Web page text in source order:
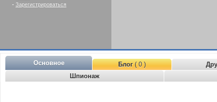
- Зарегистрироваться
Основное Блог( 0 )
Шпионаж